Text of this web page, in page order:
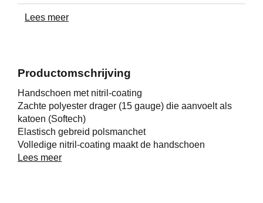
Productomschrijving
Handschoen met nitril-coating
Zachte polyester drager (15 gauge) die aanvoelt als
katoen (Softech)
Elastisch gebreid polsmanchet
Volledige nitril-coating maakt de handschoen
vloeistofdicht
Lees meer
Lees meer